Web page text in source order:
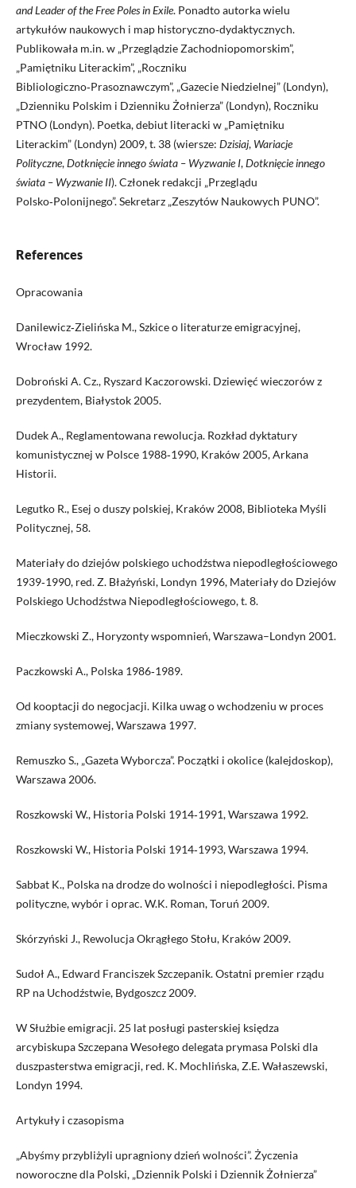
and Leader of the Free Poles in Exile. Ponadto autorka wielu
artykułów naukowych i map historyczno‑dydaktycznych.
Publikowała m.in. w „Przeglądzie Zachodniopomorskim”,
„Pamiętniku Literackim”, „Roczniku
Bibliologiczno‑Prasoznawczym”, „Gazecie Niedzielnej” (Londyn),
„Dzienniku Polskim i Dzienniku Żołnierza” (Londyn), Roczniku
PTNO (Londyn). Poetka, debiut literacki w „Pamiętniku
Literackim” (Londyn) 2009, t. 38 (wiersze: Dzisiaj, Wariacje
Polityczne,Dotknięcie innego świata – Wyzwanie I,Dotknięcie innego
świata – Wyzwanie II). Członek redakcji „Przeglądu
Polsko‑Polonijnego”. Sekretarz „Zeszytów Naukowych PUNO”.
References
Opracowania
Danilewicz‑Zielińska M., Szkice o literaturze emigracyjnej,
Wrocław 1992.
Dobroński A. Cz., Ryszard Kaczorowski. Dziewięć wieczorów z
prezydentem, Białystok 2005.
Dudek A., Reglamentowana rewolucja. Rozkład dyktatury
komunistycznej w Polsce 1988‑1990, Kraków 2005, Arkana
Historii.
Legutko R., Esej o duszy polskiej, Kraków 2008, Biblioteka Myśli
Politycznej, 58.
Materiały do dziejów polskiego uchodźstwa niepodległościowego
1939‑1990, red. Z. Błażyński, Londyn 1996, Materiały do Dziejów
Polskiego Uchodźstwa Niepodległościowego, t. 8.
Mieczkowski Z., Horyzonty wspomnień, Warszawa–Londyn 2001.
Paczkowski A., Polska 1986‑1989.
Od kooptacji do negocjacji. Kilka uwag o wchodzeniu w proces
zmiany systemowej, Warszawa 1997.
Remuszko S., „Gazeta Wyborcza”. Początki i okolice (kalejdoskop),
Warszawa 2006.
Roszkowski W., Historia Polski 1914‑1991, Warszawa 1992.
Roszkowski W., Historia Polski 1914‑1993, Warszawa 1994.
Sabbat K., Polska na drodze do wolności i niepodległości. Pisma
polityczne, wybór i oprac. W.K. Roman, Toruń 2009.
Skórzyński J., Rewolucja Okrągłego Stołu, Kraków 2009.
Sudoł A., Edward Franciszek Szczepanik. Ostatni premier rządu
RP na Uchodźstwie, Bydgoszcz 2009.
W Służbie emigracji. 25 lat posługi pasterskiej księdza
arcybiskupa Szczepana Wesołego delegata prymasa Polski dla
duszpasterstwa emigracji, red. K. Mochlińska, Z.E. Wałaszewski,
Londyn 1994.
Artykuły i czasopisma
„Abyśmy przybliżyli upragniony dzień wolności”. Życzenia
noworoczne dla Polski, „Dziennik Polski i Dziennik Żołnierza”